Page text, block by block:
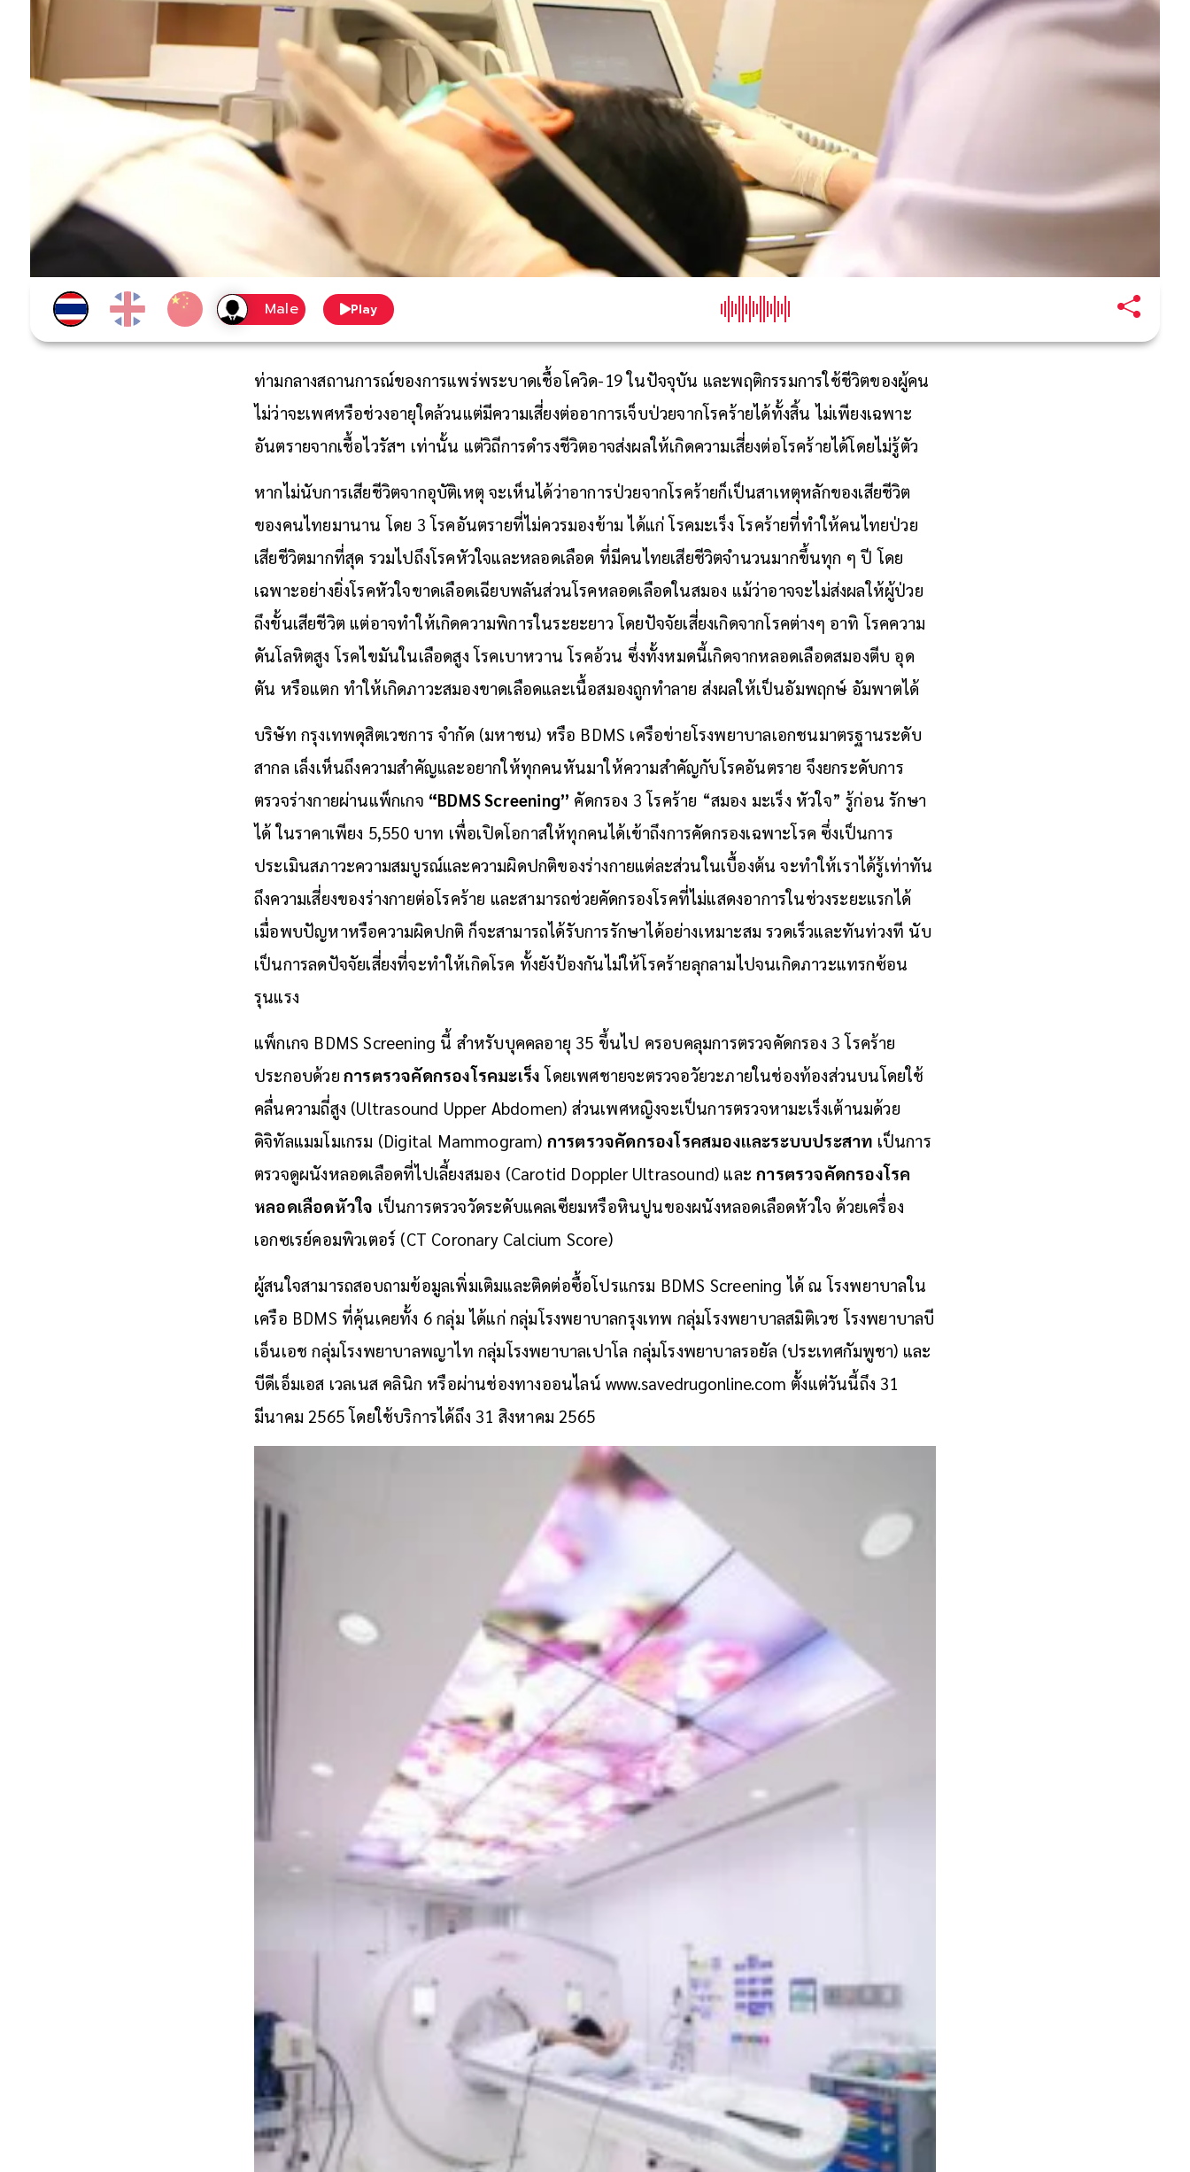
Play
ท่ามกลางสถานการณ์ของการแพร่พระบาดเชื้อโควิด-19 ในปัจจุบัน และพฤติกรรมการใช้ชีวิตของผู้คน
ไม่ว่าจะเพศหรือช่วงอายุใดล้วนแต่มีความเสี่ยงต่ออาการเจ็บป่วยจากโรคร้ายได้ทั้งสิ้น ไม่เพียงเฉพาะ
อันตรายจากเชื้อไวรัสฯ เท่านั้น แต่วิถีการดำรงชีวิตอาจส่งผลให้เกิดความเสี่ยงต่อโรคร้ายได้โดยไม่รู้ตัว
หากไม่นับการเสียชีวิตจากอุบัติเหตุ จะเห็นได้ว่าอาการป่วยจากโรคร้ายก็เป็นสาเหตุหลักของเสียชีวิต
ของคนไทยมานาน โดย 3 โรคอันตรายที่ไม่ควรมองข้าม ได้แก่โรคมะเร็ง โรคร้ายที่ทำให้คนไทยป่วย
เสียชีวิตมากที่สุด รวมไปถึงโรคหัวใจและหลอดเลือด ที่มีคนไทยเสียชีวิตจำนวนมากขึ้นทุก ๆ ปี โดย
เฉพาะอย่างยิ่งโรคหัวใจขาดเลือดเฉียบพลันส่วนโรคหลอดเลือดในสมอง แม้ว่าอาจจะไม่ส่งผลให้ผู้ป่วย
ถึงขั้นเสียชีวิต แต่อาจทำให้เกิดความพิการในระยะยาว โดยปัจจัยเสี่ยงเกิดจากโรคต่างๆ อาทิ โรคความ
ดันโลหิตสูง โรคไขมันในเลือดสูง โรคเบาหวาน โรคอ้วน ซึ่งทั้งหมดนี้เกิดจากหลอดเลือดสมองตีบ อุด
ตัน หรือแตก ทำให้เกิดภาวะสมองขาดเลือดและเนื้อสมองถูกทำลาย ส่งผลให้เป็นอัมพฤกษ์ อัมพาตได้
บริษัท กรุงเทพดุสิตเวชการ จำกัด (มหาชน) หรือ BDMS เครือข่ายโรงพยาบาลเอกชนมาตรฐานระดับ
สากล เล็งเห็นถึงความสำคัญและอยากให้ทุกคนหันมาให้ความสำคัญกับโรคอันตราย จึงยกระดับการ
ตรวจร่างกายผ่านแพ็กเกจ “BDMS Screening” คัดกรอง 3 โรคร้าย “สมอง มะเร็ง หัวใจ” รู้ก่อน รักษา
ได้ ในราคาเพียง 5,550 บาท เพื่อเปิดโอกาสให้ทุกคนได้เข้าถึงการคัดกรองเฉพาะโรค ซึ่งเป็นการ
ประเมินสภาวะความสมบูรณ์และความผิดปกติของร่างกายแต่ละส่วนในเบื้องต้นจะทำให้เราได้รู้เท่าทัน
ถึงความเสี่ยงของร่างกายต่อโรคร้าย และสามารถช่วยคัดกรองโรคที่ไม่แสดงอาการในช่วงระยะแรกได้
เมื่อพบปัญหาหรือความผิดปกติ ก็จะสามารถได้รับการรักษาได้อย่างเหมาะสม รวดเร็วและทันท่วงที นับ
เป็นการลดปัจจัยเสี่ยงที่จะทำให้เกิดโรค ทั้งยังป้องกันไม่ให้โรคร้ายลุกลามไปจนเกิดภาวะแทรกซ้อน
รุนแรง
แพ็กเกจ BDMS Screening นี้ สำหรับบุคคลอายุ 35 ขึ้นไป ครอบคลุมการตรวจคัดกรอง 3 โรคร้าย
ประกอบด้วย การตรวจคัดกรองโรคมะเร็ง โดยเพศชายจะตรวจอวัยวะภายในช่องท้องส่วนบนโดยใช้
คลื่นความถี่สูง (Ultrasound Upper Abdomen) ส่วนเพศหญิงจะเป็นการตรวจหามะเร็งเต้านมด้วย
ดิจิทัลแมมโมเกรม (Digital Mammogram) การตรวจคัดกรองโรคสมองและระบบประสาท เป็นการ
ตรวจดูผนังหลอดเลือดที่ไปเลี้ยงสมอง (Carotid Doppler Ultrasound) และการตรวจคัดกรองโรค
หลอดเลือดหัวใจ เป็นการตรวจวัดระดับแคลเซียมหรือหินปูนของผนังหลอดเลือดหัวใจ ด้วยเครื่อง
เอกซเรย์คอมพิวเตอร์ (CT Coronary Calcium Score)
ผู้สนใจสามารถสอบถามข้อมูลเพิ่มเติมและติดต่อซื้อโปรแกรม BDMS Screening ได้ ณ โรงพยาบาลใน
เครือ BDMS ที่คุ้นเคยทั้ง 6 กลุ่ม ได้แก่ กลุ่มโรงพยาบาลกรุงเทพ กลุ่มโรงพยาบาลสมิติเวช โรงพยาบาลบี
เอ็นเอช กลุ่มโรงพยาบาลพญาไท กลุ่มโรงพยาบาลเปาโล กลุ่มโรงพยาบาลรอยัล (ประเทศกัมพูชา) และ
บีดีเอ็มเอส เวลเนส คลินิก หรือผ่านช่องทางออนไลน์ www.savedrugonline.com ตั้งแต่วันนี้ถึง 31
มีนาคม 2565 โดยใช้บริการได้ถึง 31 สิงหาคม 2565